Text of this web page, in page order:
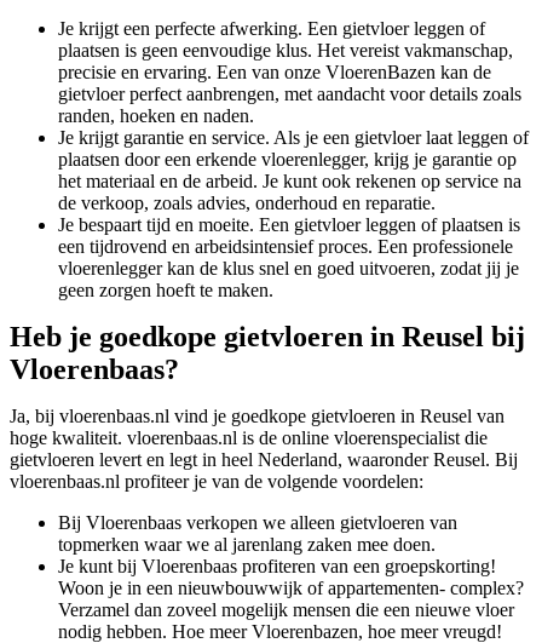
Je krijgt een perfecte afwerking. Een gietvloer leggen of
plaatsen is geen eenvoudige klus. Het vereist vakmanschap,
precisie en ervaring. Een van onze VloerenBazen kan de
gietvloer perfect aanbrengen, met aandacht voor details zoals
randen, hoeken en naden.
Je krijgt garantie en service. Als je een gietvloer laat leggen of
plaatsen door een erkende vloerenlegger, krijg je garantie op
het materiaal en de arbeid. Je kunt ook rekenen op service na
de verkoop, zoals advies, onderhoud en reparatie.
Je bespaart tijd en moeite. Een gietvloer leggen of plaatsen is
een tijdrovend en arbeidsintensief proces. Een professionele
vloerenlegger kan de klus snel en goed uitvoeren, zodat jij je
geen zorgen hoeft te maken.
Heb je goedkope gietvloeren in Reusel bij
Vloerenbaas?
Ja, bij vloerenbaas.nl vind je goedkope gietvloeren in Reusel van
hoge kwaliteit. vloerenbaas.nl is de online vloerenspecialist die
gietvloeren levert en legt in heel Nederland, waaronder Reusel. Bij
vloerenbaas.nl profiteer je van de volgende voordelen:
Bij Vloerenbaas verkopen we alleen gietvloeren van
topmerken waar we al jarenlang zaken mee doen.
Je kunt bij Vloerenbaas profiteren van een groepskorting!
Woon je in een nieuwbouwwijk of appartementen- complex?
Verzamel dan zoveel mogelijk mensen die een nieuwe vloer
nodig hebben. Hoe meer Vloerenbazen, hoe meer vreugd!